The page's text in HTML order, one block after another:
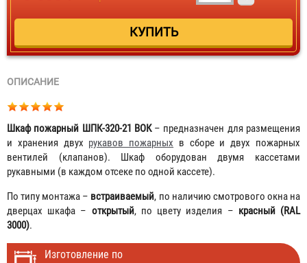
ОПИСАНИЕ
Шкаф пожарный ШПК-320-21 ВОК– предназначен для размещения
и хранения двух рукавов пожарных в сборе и двух пожарных
вентилей (клапанов). Шкаф оборудован двумя кассетами
рукавными (в каждом отсеке по одной кассете).
По типу монтажа – встраиваемый, по наличию смотрового окна на
дверцах шкафа – открытый, по цвету изделия – красный (RAL
3000).
Изготовление по